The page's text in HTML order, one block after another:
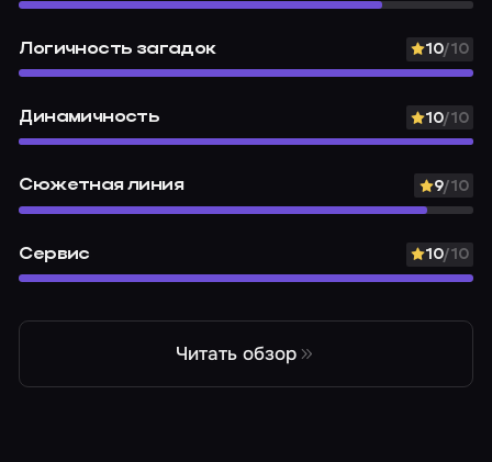
Логичность загадок 10/10
Динамичность 10/10
Сюжетная линия 9/10
Сервис 10/10
Читать обзор